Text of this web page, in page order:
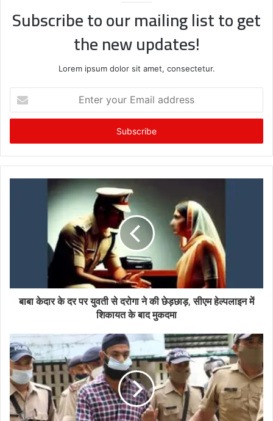
Subscribe to our mailing list to get
the new updates!
Lorem ipsum dolor sit amet, consectetur.
your
Email
बाबा केदार के दर पर युवती से दरोगा ने की छेड़छाड़, सीएम हेल्पलाइन में
शिकायत के बाद मुकदमा